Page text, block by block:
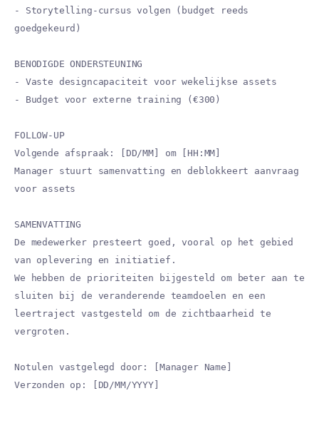
- Storytelling-cursus volgen (budget reeds
goedgekeurd)
BENODIGDE ONDERSTEUNING
- Vaste designcapaciteit voor wekelijkse assets
- Budget voor externe training (€300)
FOLLOW-UP
Volgende afspraak: [DD/MM] om [HH:MM]
Manager stuurt samenvatting en deblokkeert aanvraag
voor assets
SAMENVATTING
De medewerker presteert goed, vooral op het gebied
van oplevering en initiatief.
We hebben de prioriteiten bijgesteld om beter aan te
sluiten bij de veranderende teamdoelen en een
leertraject vastgesteld om de zichtbaarheid te
vergroten.
Notulen vastgelegd door: [Manager Name]
Verzonden op: [DD/MM/YYYY]